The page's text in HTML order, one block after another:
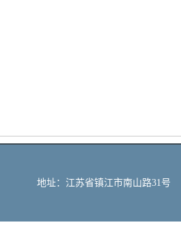
地址：江苏省镇江市南山路31